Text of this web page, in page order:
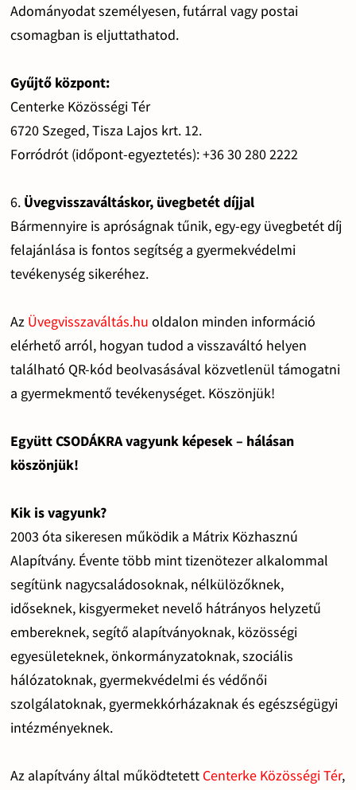
Adományodat személyesen, futárral vagy postai
csomagban is eljuttathatod.
Gyűjtő központ:
Centerke Közösségi Tér
6720 Szeged, Tisza Lajos krt. 12.
Forródrót (időpont-egyeztetés): +36 30 280 2222
6. Üvegvisszaváltáskor, üvegbetét díjjal
Bármennyire is apróságnak tűnik, egy-egy üvegbetét díj
felajánlása is fontos segítség a gyermekvédelmi
tevékenység sikeréhez.
Az Üvegvisszaváltás.hu oldalon minden információ
elérhető arról, hogyan tudod a visszaváltó helyen
található QR-kód beolvasásával közvetlenül támogatni
a gyermekmentő tevékenységet. Köszönjük!
Együtt CSODÁKRA vagyunk képesek – hálásan
köszönjük!
Kik is vagyunk?
2003 óta sikeresen működik a Mátrix Közhasznú
Alapítvány. Évente több mint tizenötezer alkalommal
segítünk nagycsaládosoknak, nélkülözőknek,
időseknek, kisgyermeket nevelő hátrányos helyzetű
embereknek, segítő alapítványoknak, közösségi
egyesületeknek, önkormányzatoknak, szociális
hálózatoknak, gyermekvédelmi és védőnői
szolgálatoknak, gyermekkórházaknak és egészségügyi
intézményeknek.
Az alapítvány által működtetett Centerke Közösségi Tér,